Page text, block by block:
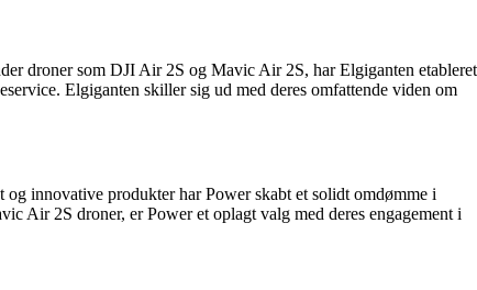
droner som DJI Air 2S og Mavic Air 2S, har Elgiganten etableret
Elgiganten skiller sig ud med deres omfattende viden om
innovative produkter har Power skabt et solidt omdømme i
Air 2S droner, er Power et oplagt valg med deres engagement i